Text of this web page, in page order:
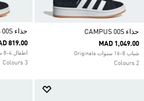
حذاء CAMPUS 00S
MAD 1,049.00
شباب 8-16 سنوات Originals
2 Colours
حذاء CAMPUS 00S
819.00
اطفال 4-8 سنوات Originals
3 Colours